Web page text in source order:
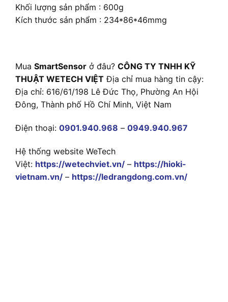
Khối lượng sản phẩm : 600g
Kích thước sản phẩm : 234*86*46mmg
Mua SmartSensor ở đâu? CÔNG TY TNHH KỸ
THUẬT WETECH VIỆT Địa chỉ mua hàng tin cậy:
Địa chỉ: 616/61/198 Lê Đức Thọ, Phường An Hội
Đông, Thành phố Hồ Chí Minh, Việt Nam
Điện thoại: 0901.940.968 – 0949.940.967
Hệ thống website WeTech
Việt: https://wetechviet.vn/ – https://hioki-
vietnam.vn/ – https://ledrangdong.com.vn/